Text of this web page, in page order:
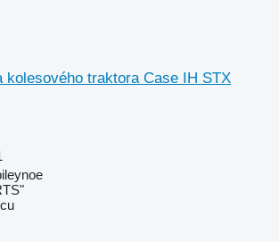
kolesového traktora Case IH STX